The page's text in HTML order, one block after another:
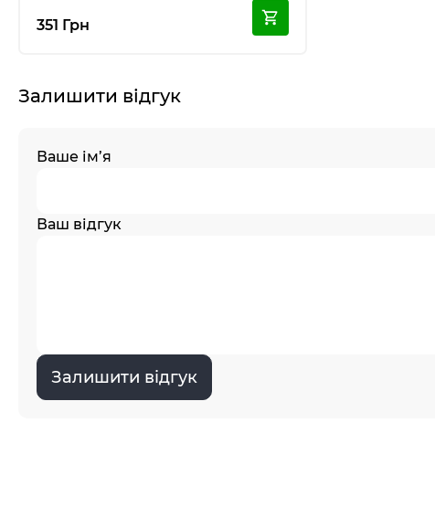
351 Грн
Залишити відгук
Ваше ім’я
Ваш відгук
Залишити відгук